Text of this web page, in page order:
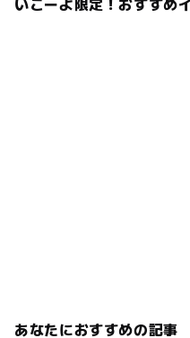
あなたにおすすめの記事